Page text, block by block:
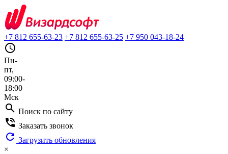
+7 812 655-63-23 +7 812 655-63-25 +7 950 043-18-24
query_builder
Пн-
пт,
09:00-
18:00
Мск
search Поиск по сайту
phone_in_talk Заказать звонок
refresh Загрузить обновления
×